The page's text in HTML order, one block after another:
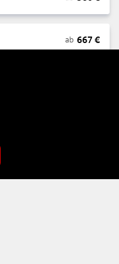
ab 667 €